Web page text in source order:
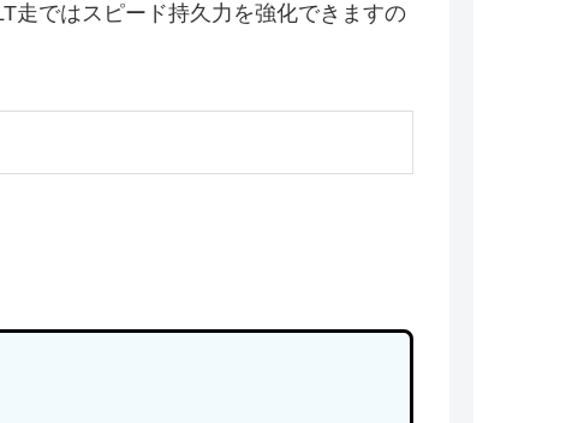
走ではスピード持久力を強化できますの